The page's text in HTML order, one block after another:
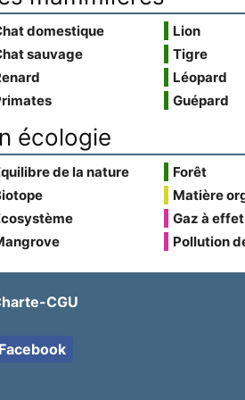
domestique
sauvage
Lion
Tigre
Léopard
Guépard
écologie
de la nature
Forêt
Matière
Gaz à
Pollution
CGU
Facebook